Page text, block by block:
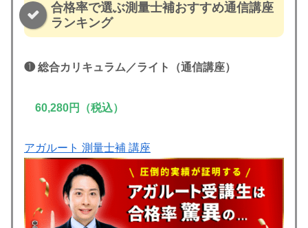
合格率で選ぶ測量士補おすすめ通信講座
ランキング
❶総合カリキュラム／ライト （通信講座）
60,280円（税込）
アガルート 測量士補 講座